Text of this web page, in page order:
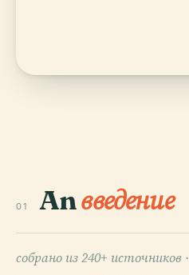
01 Anвведение
собрано из 240+ источников ·